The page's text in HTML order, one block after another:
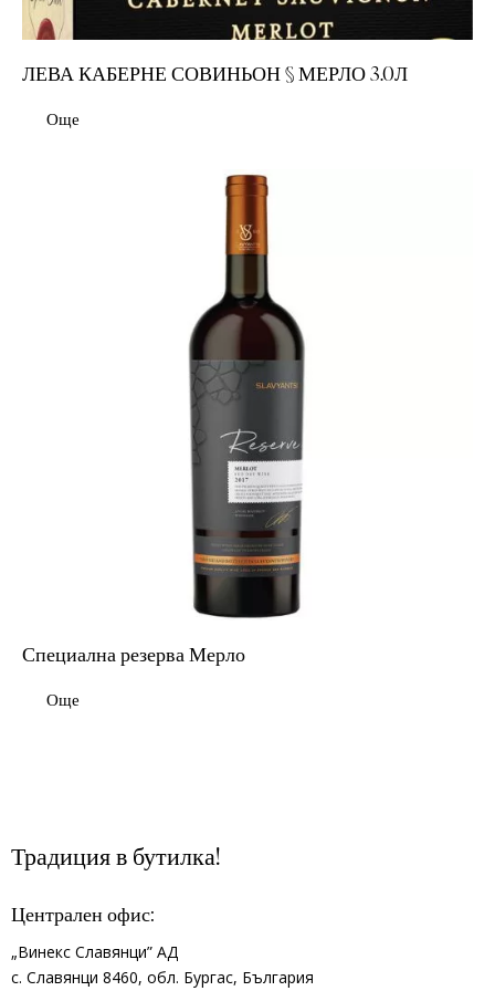
ЛЕВА КАБЕРНЕ СОВИНЬОН § МЕРЛО 3.0Л
Още
Специална резерва Мерло
Още
Традиция в бутилка!
Централен офис:
„Винекс Славянци” АД
с. Славянци 8460, обл. Бургас, България